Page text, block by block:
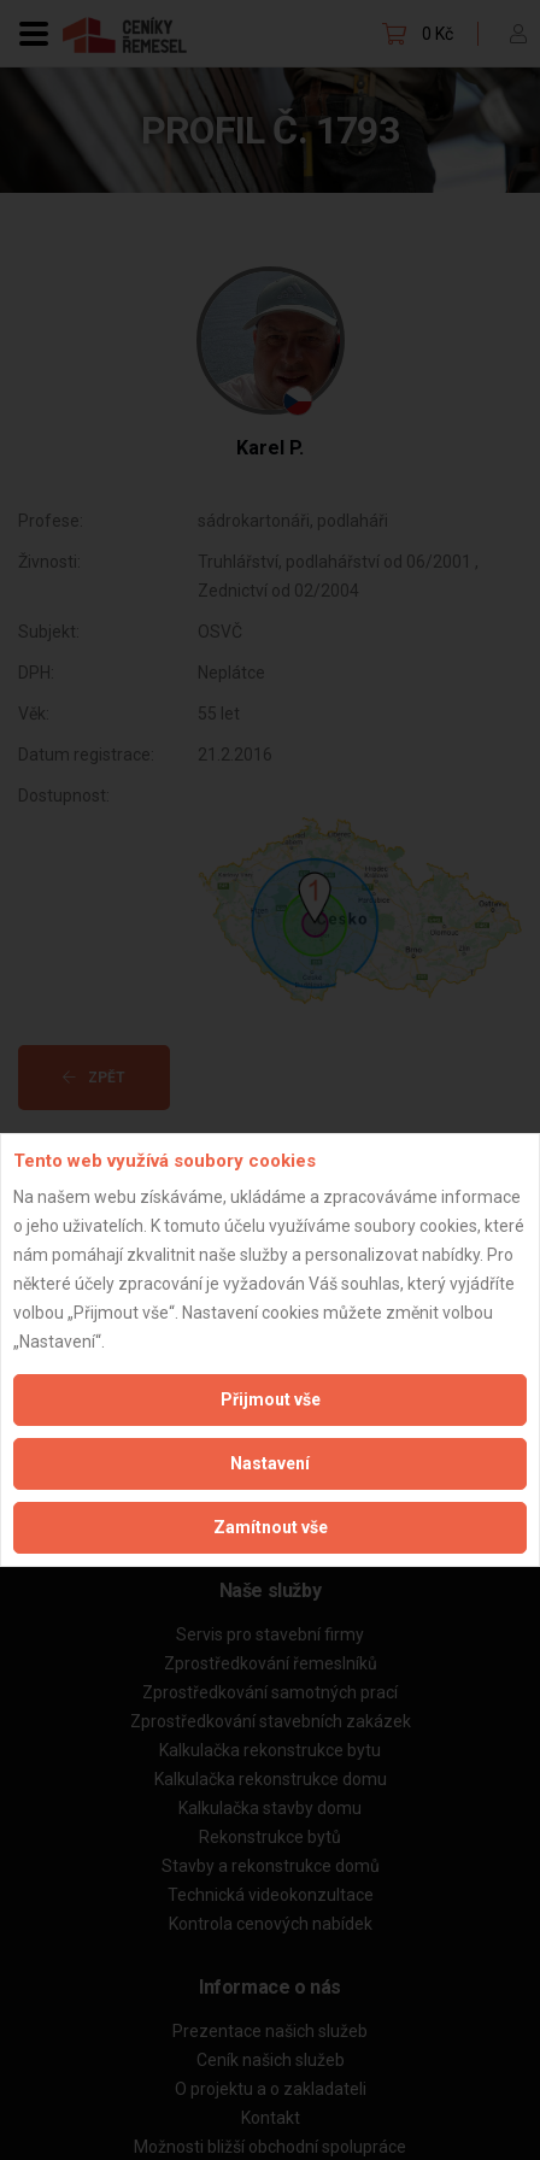
0 Kč
PROFIL Č. 1793
Karel P.
Profese: sádrokartonáři, podlaháři
Živnosti:
Truhlářství, podlahářství od 06/2001 ,
Zednictví od 02/2004
Subjekt: OSVČ
DPH: Neplátce
Věk: 55 let
Datum registrace: 21.2.2016
Dostupnost:
ZPĚT
Aktualizováno z portálu ARES dne 31.12.2024 08:45:06
Důležité informace
Zásady pro používání souborů cookie
Obchodní podmínky (zprostředkování)
Obchodní podmínky (rozpočtování)
Reference
Naše excelové tabulky online
Naše služby
Servis pro stavební firmy
Zprostředkování řemeslníků
Zprostředkování samotných prací
Zprostředkování stavebních zakázek
Kalkulačka rekonstrukce bytu
Kalkulačka rekonstrukce domu
Kalkulačka stavby domu
Rekonstrukce bytů
Stavby a rekonstrukce domů
Technická videokonzultace
Kontrola cenových nabídek
Informace o nás
Prezentace našich služeb
Ceník našich služeb
O projektu a o zakladateli
Kontakt
Možnosti bližší obchodní spolupráce
Tento web využívá soubory cookies
Na našem webu získáváme, ukládáme a zpracováváme informace
o jeho uživatelích. K tomuto účelu využíváme soubory cookies, které
nám pomáhají zkvalitnit naše služby a personalizovat nabídky. Pro
některé účely zpracování je vyžadován Váš souhlas, který vyjádříte
volbou „Přijmout vše“. Nastavení cookies můžete změnit volbou
„Nastavení“.
Přijmout vše
Nastavení
Zamítnout vše